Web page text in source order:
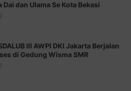
Dai dan Ulama Se Kota Bekasi
III AWPI DKI Jakarta Berjalan
di Gedung Wisma SMR